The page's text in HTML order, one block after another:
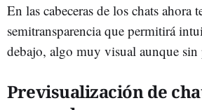
En las cabeceras de los chats ahora
semitransparencia que permitirá
debajo, algo muy visual aunque sin
Previsualización de